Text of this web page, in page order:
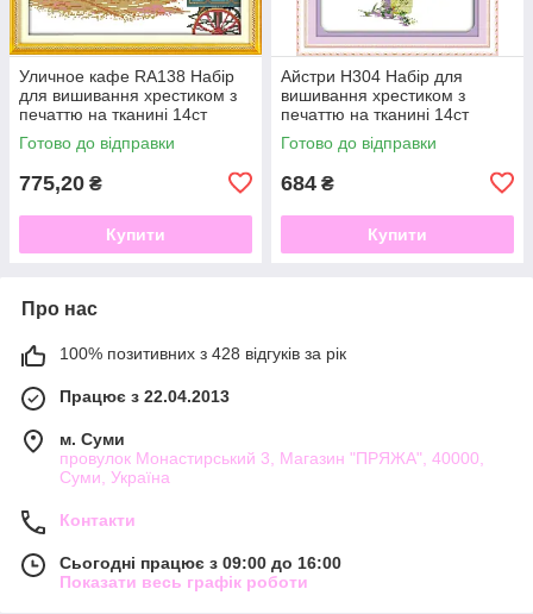
Уличное кафе RA138 Набір
для вишивання хрестиком з
печаттю на тканині 14ст
Готово до відправки
775,20 ₴
Купити
Айстри H304 Набір для
вишивання хрестиком з
печаттю на тканині 14ст
Готово до відправки
684 ₴
Купити
Про нас
100% позитивних з 428 відгуків за рік
Працює з 22.04.2013
м. Суми
провулок Монастирський 3, Магазин "ПРЯЖА", 40000,
Суми, Україна
Контакти
Сьогодні працює з 09:00 до 16:00
Показати весь графік роботи